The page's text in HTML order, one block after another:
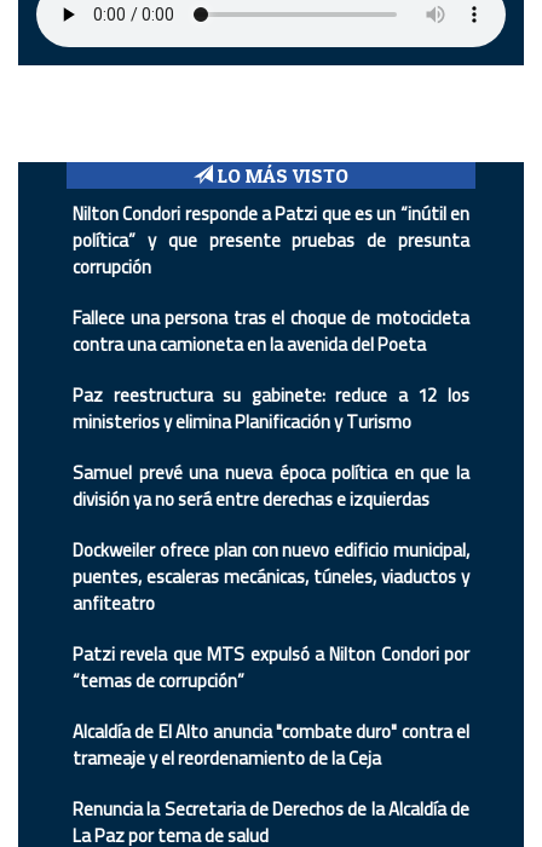
LO MÁS VISTO
Nilton Condori responde a Patzi que es un “inútil en
política” y que presente pruebas de presunta
corrupción
Fallece una persona tras el choque de motocicleta
contra una camioneta en la avenida del Poeta
Paz reestructura su gabinete: reduce a 12 los
ministerios y elimina Planificación y Turismo
Samuel prevé una nueva época política en que la
división ya no será entre derechas e izquierdas
Dockweiler ofrece plan con nuevo edificio municipal,
puentes, escaleras mecánicas, túneles, viaductos y
anfiteatro
Patzi revela que MTS expulsó a Nilton Condori por
“temas de corrupción”
Alcaldía de El Alto anuncia "combate duro" contra el
trameaje y el reordenamiento de la Ceja
Renuncia la Secretaria de Derechos de la Alcaldía de
La Paz por tema de salud